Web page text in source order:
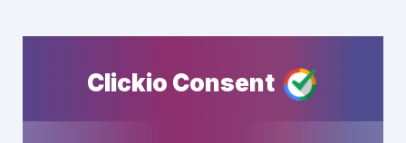
Clickio Consent